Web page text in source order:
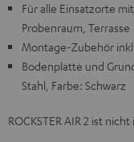
Für alle Einsatzorte
Probenraum, Terrasse
Montage-Zubehör
Bodenplatte und
Stahl, Farbe: Schwarz
ROCKSTER AIR 2 ist